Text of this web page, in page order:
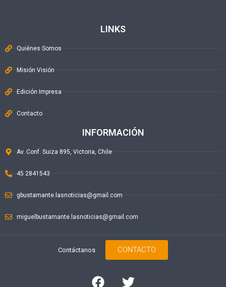
LINKS
Quiénes Somos
Misión Visión
Edición Impresa
Contacto
INFORMACIÓN
Av. Conf. Suiza 895, Victoria, Chile
45 2841543
gbustamante.lasnoticias@gmail.com
miguelbustamante.lasnoticias@gmail.com
Contáctanos CONTACTO